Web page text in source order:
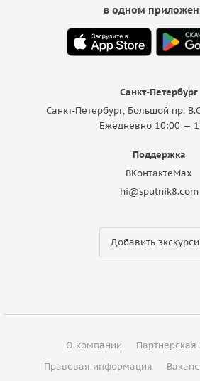
Санкт-Петербург
Санкт-Петербург, Большой пр.
Ежедневно 10:00 —
Поддержка
ВКонтактеMax
hi@sputnik8.com
Добавить
в одном
О компании
Правовая информация